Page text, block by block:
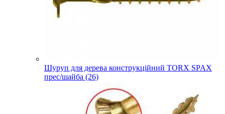
Шуруп для дерева конструкційний TORX SPAX
прес/шайба (26)